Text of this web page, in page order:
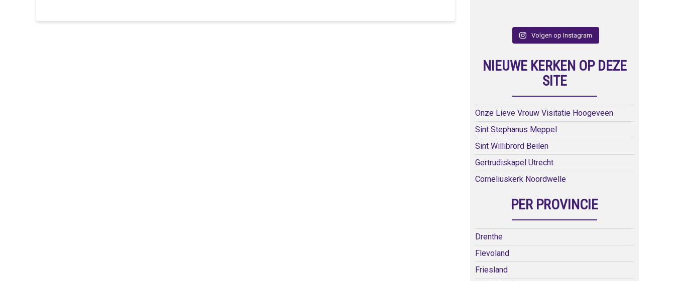
Volgen op Instagram
NIEUWE KERKEN OP DEZE
SITE
Onze Lieve Vrouw Visitatie Hoogeveen
Sint Stephanus Meppel
Sint Willibrord Beilen
Gertrudiskapel Utrecht
Corneliuskerk Noordwelle
PER PROVINCIE
Drenthe
Flevoland
Friesland